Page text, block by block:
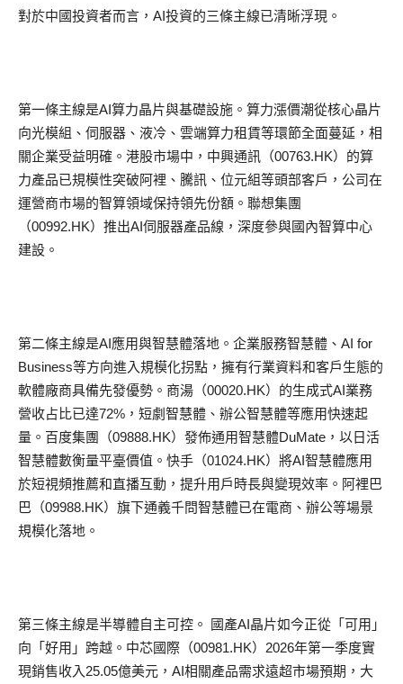
對於中國投資者而言， AI投資的三條主線已清晰浮現。
第一條主線是AI算力晶片與基礎設施。算力漲價潮從核心晶片
向光模組、伺服器、液冷、雲端算力租賃等環節全面蔓延，相
關企業受益明確。港股市場中，中興通訊（00763.HK）的算
力產品已規模性突破阿裡、騰訊、位元組等頭部客戶，公司在
運營商市場的智算領域保持領先份額。聯想集團
（00992.HK）推出AI伺服器產品線，深度參與國內智算中心
建設。
第二條主線是AI應用與智慧體落地。企業服務智慧體、 AI for
Business等方向進入規模化拐點，擁有行業資料和客戶生態的
軟體廠商具備先發優勢。商湯（00020.HK）的生成式AI業務
營收占比已達72% ，短劇智慧體、辦公智慧體等應用快速起
量。百度集團（09888.HK）發佈通用智慧體DuMate ，以日活
智慧體數衡量平臺價值。快手（01024.HK）將AI智慧體應用
於短視頻推薦和直播互動，提升用戶時長與變現效率。阿裡巴
巴（09988.HK）旗下通義千問智慧體已在電商、辦公等場景
規模化落地。
第三條主線是半導體自主可控。 國產AI晶片如今正從「可用」
向「好用」跨越。中芯國際（00981.HK） 2026年第一季度實
現銷售收入 25.05億美元， AI相關產品需求遠超市場預期，大